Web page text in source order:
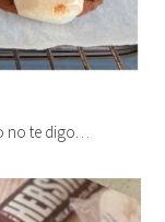
no te digo…